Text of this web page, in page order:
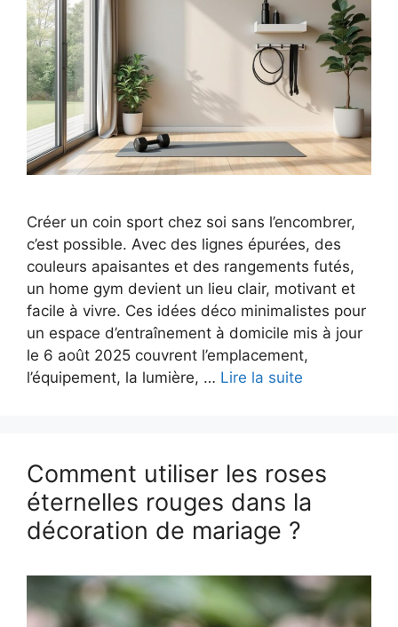
Créer un coin sport chez soi sans l’encombrer,
c’est possible. Avec des lignes épurées, des
couleurs apaisantes et des rangements futés,
un home gym devient un lieu clair, motivant et
facile à vivre. Ces idées déco minimalistes pour
un espace d’entraînement à domicile mis à jour
le 6 août 2025 couvrent l’emplacement,
l’équipement, la lumière, … Lire la suite
Comment utiliser les roses
éternelles rouges dans la
décoration de mariage ?